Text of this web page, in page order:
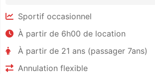
Sportif occasionnel
À partir de 6h00 de location
À partir de 21 ans (passager 7ans)
Annulation flexible